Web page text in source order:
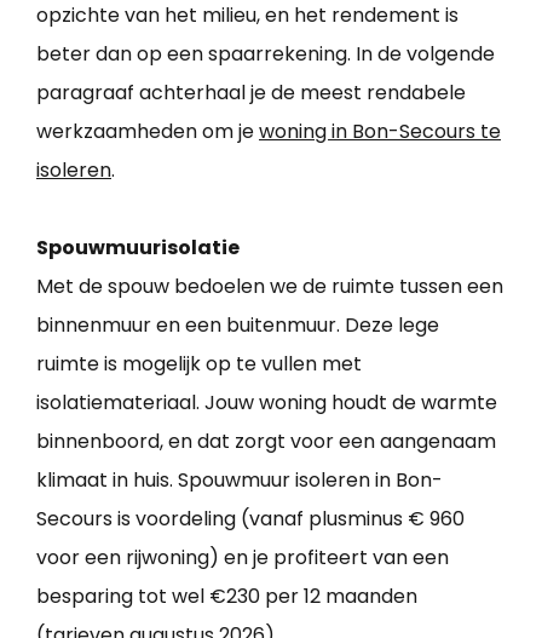
opzichte van het milieu, en het rendement is
beter dan op een spaarrekening. In de volgende
paragraaf achterhaal je de meest rendabele
werkzaamheden om jewoning in Bon-Secours te
isoleren.
Spouwmuurisolatie
Met de spouw bedoelen we de ruimte tussen een
binnenmuur en een buitenmuur. Deze lege
ruimte is mogelijk op te vullen met
isolatiemateriaal. Jouw woning houdt de warmte
binnenboord, en dat zorgt voor een aangenaam
klimaat in huis. Spouwmuur isoleren in Bon-
Secours is voordeling (vanaf plusminus € 960
voor een rijwoning) en je profiteert van een
besparing tot wel €230 per 12 maanden